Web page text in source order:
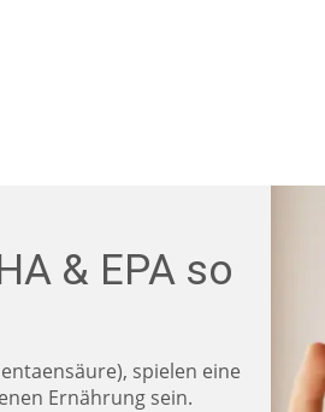
& EPA so
spielen eine
Ernährung sein.